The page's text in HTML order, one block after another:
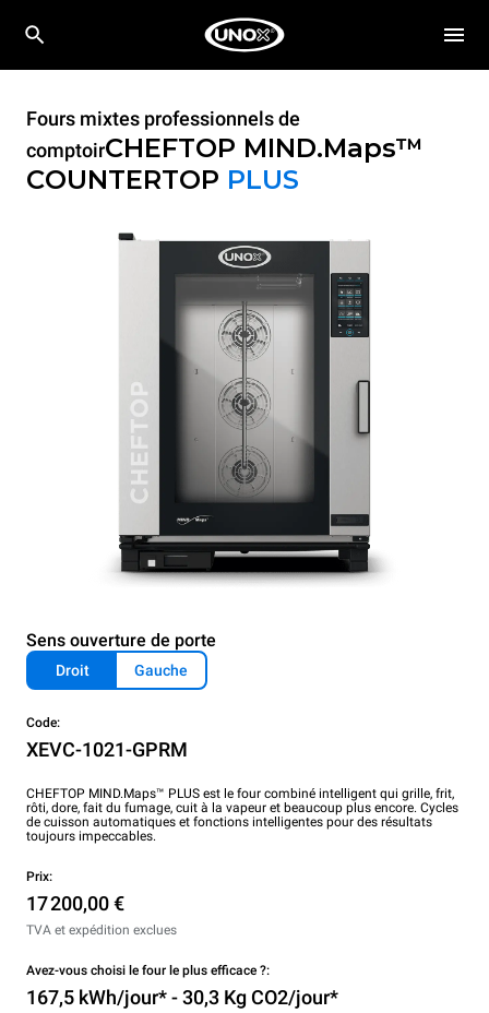
Fours mixtes professionnels de
comptoirCHEFTOP MIND.Maps™
COUNTERTOP PLUS
Sens ouverture de porte
Droit Gauche
Code:
XEVC-1021-GPRM
CHEFTOP MIND.Maps™ PLUS est le four combiné intelligent qui grille, frit,
rôti, dore, fait du fumage, cuit à la vapeur et beaucoup plus encore. Cycles
de cuisson automatiques et fonctions intelligentes pour des résultats
toujours impeccables.
Prix:
17 200,00 €
TVA et expédition exclues
Avez-vous choisi le four le plus efficace ?:
167,5 kWh/jour* - 30,3 Kg CO2/jour*